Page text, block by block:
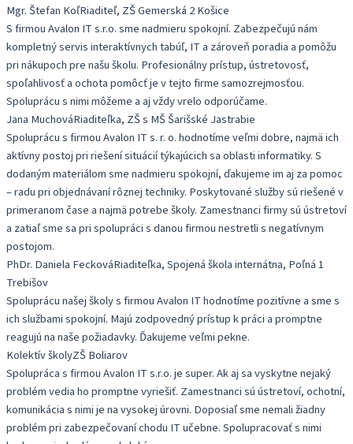
Mgr. Štefan KoľRiaditeľ, ZŠ Gemerská 2 Košice
S firmou Avalon IT s.r.o. sme nadmieru spokojní. Zabezpečujú nám
kompletný servis interaktívnych tabúľ, IT a zároveň poradia a pomôžu
pri nákupoch pre našu školu. Profesionálny prístup, ústretovosť,
spoľahlivosť a ochota pomôcť je v tejto firme samozrejmosťou.
Spoluprácu s nimi môžeme a aj vždy vrelo odporúčame.
Jana MuchováRiaditeľka, ZŠ s MŠ Šarišské Jastrabie
Spoluprácu s firmou Avalon IT s. r. o. hodnotíme veľmi dobre, najmä ich
aktívny postoj pri riešení situácií týkajúcich sa oblasti informatiky. S
dodaným materiálom sme nadmieru spokojní, ďakujeme im aj za pomoc
– radu pri objednávaní rôznej techniky. Poskytované služby sú riešené v
primeranom čase a najmä potrebe školy. Zamestnanci firmy sú ústretoví
a zatiaľ sme sa pri spolupráci s danou firmou nestretli s negatívnym
postojom.
PhDr. Daniela FeckováRiaditeľka, Spojená škola internátna, Poľná 1
Trebišov
Spoluprácu našej školy s firmou Avalon IT hodnotíme pozitívne a sme s
ich službami spokojní. Majú zodpovedný prístup k práci a promptne
reagujú na naše požiadavky. Ďakujeme veľmi pekne.
Kolektív školyZŠ Boliarov
Spolupráca s firmou Avalon IT s.r.o. je super. Ak aj sa vyskytne nejaký
problém vedia ho promptne vyriešiť. Zamestnanci sú ústretoví, ochotní,
komunikácia s nimi je na vysokej úrovni. Doposiaľ sme nemali žiadny
problém pri zabezpečovaní chodu IT učebne. Spolupracovať s nimi